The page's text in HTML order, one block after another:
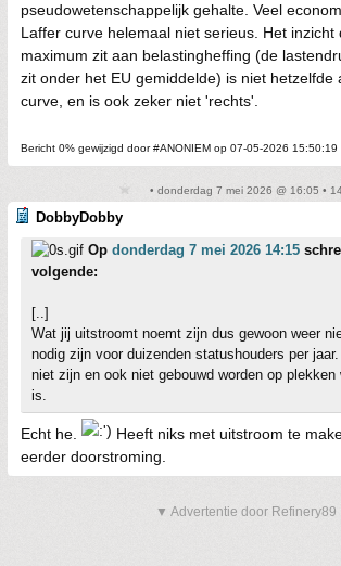
pseudowetenschappelijk gehalte. Veel
Laffer curve helemaal niet serieus. Het inzicht
maximum zit aan belastingheffing (de
zit onder het EU gemiddelde) is niet hetzelfde
curve, en is ook zeker niet 'rechts'.
Bericht 0% gewijzigd door #ANONIEM op 07-05-2026 15:50:19
• donderdag 7 mei 2026 @ 16:05 •
DobbyDobby
Op donderdag 7 mei 2026 14:15
volgende:
[..]
Wat jij uitstroomt noemt zijn dus gewoon weer
nodig zijn voor duizenden statushouders per
niet zijn en ook niet gebouwd worden op plekken
is.
Echt he.
Heeft niks met uitstroom te
eerder doorstroming.
▼ Advertentie door Refinery89